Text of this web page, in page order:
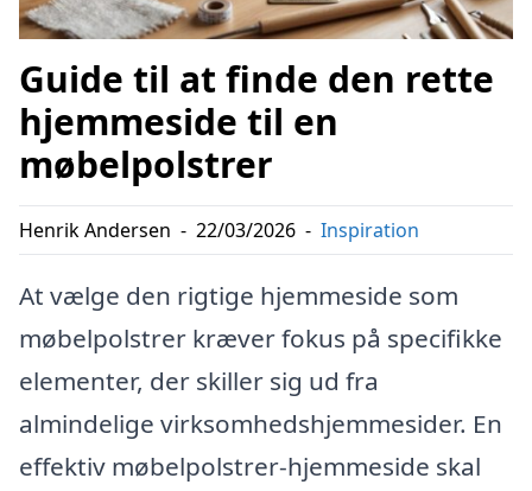
Guide til at finde den rette
hjemmeside til en
møbelpolstrer
Henrik Andersen - 22/03/2026 - Inspiration
At vælge den rigtige hjemmeside som
møbelpolstrer kræver fokus på specifikke
elementer, der skiller sig ud fra
almindelige virksomhedshjemmesider. En
effektiv møbelpolstrer-hjemmeside skal